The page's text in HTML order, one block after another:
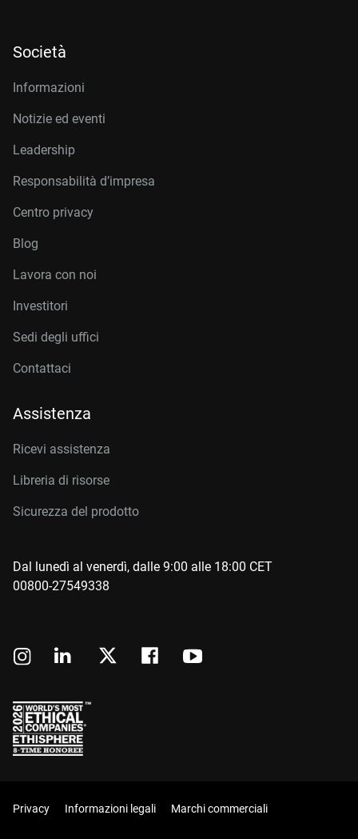
Società
Informazioni
Notizie ed eventi
Leadership
Responsabilità d’impresa
Centro privacy
Blog
Lavora con noi
Investitori
Sedi degli uffici
Contattaci
Assistenza
Ricevi assistenza
Libreria di risorse
Sicurezza del prodotto
Dal lunedì al venerdì, dalle 9:00 alle 18:00 CET
00800-27549338
Privacy Informazioni legali Marchi commerciali